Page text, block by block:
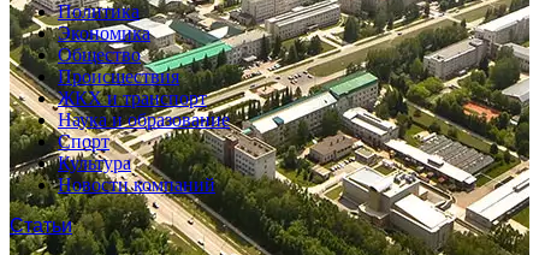
Политика
Экономика
Общество
Происшествия
ЖКХ и транспорт
Наука и образование
Спорт
Культура
Новости компаний
Статьи